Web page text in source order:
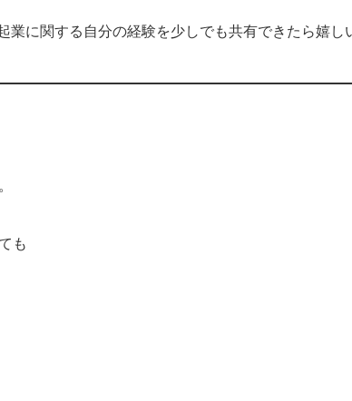
業に関する自分の経験を少しでも共有できたら嬉し
も